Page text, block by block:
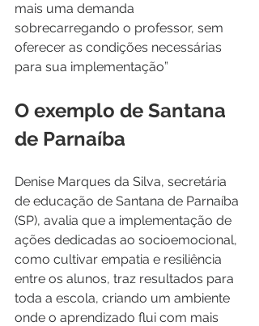
mais uma demanda
sobrecarregando o professor, sem
oferecer as condições necessárias
para sua implementação”
O exemplo de Santana
de Parnaíba
Denise Marques da Silva, secretária
de educação de Santana de Parnaíba
(SP), avalia que a implementação de
ações dedicadas ao socioemocional,
como cultivar empatia e resiliência
entre os alunos, traz resultados para
toda a escola, criando um ambiente
onde o aprendizado flui com mais